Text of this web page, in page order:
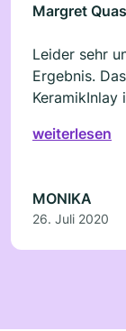
Margret
Leider sehr
Ergebnis.
KeramikInlay
zwischen
den zahn
weiterlesen
MONIKA
26. Juli 2020